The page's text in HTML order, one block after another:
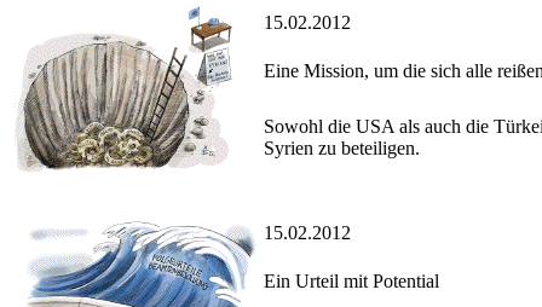
15.02.2012
Eine Mission, um die sich alle
Sowohl die USA als auch die
Syrien zu beteiligen.
15.02.2012
Ein Urteil mit Potential